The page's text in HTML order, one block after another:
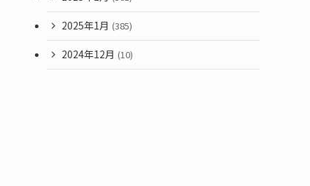
2025年1月 (385)
2024年12月 (10)